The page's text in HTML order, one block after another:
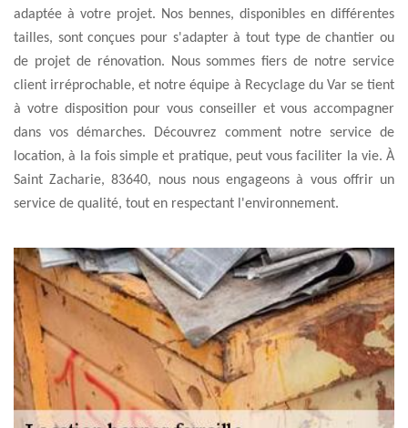
adaptée à votre projet. Nos bennes, disponibles en différentes
tailles, sont conçues pour s'adapter à tout type de chantier ou
de projet de rénovation. Nous sommes fiers de notre service
client irréprochable, et notre équipe à Recyclage du Var se tient
à votre disposition pour vous conseiller et vous accompagner
dans vos démarches. Découvrez comment notre service de
location, à la fois simple et pratique, peut vous faciliter la vie. À
Saint Zacharie, 83640, nous nous engageons à vous offrir un
service de qualité, tout en respectant l'environnement.